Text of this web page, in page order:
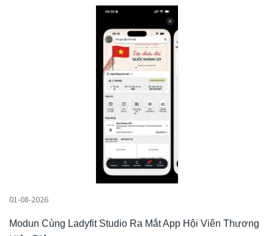
01-08-2026
Modun Cùng Ladyfit Studio Ra Mắt App Hội Viên Thương